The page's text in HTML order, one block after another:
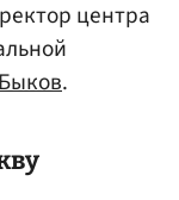
центра
.